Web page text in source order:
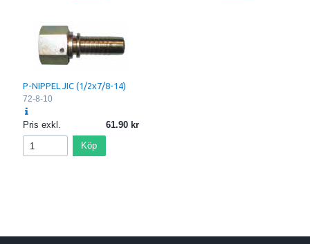
P-NIPPEL JIC (1/2x7/8-14)
72-8-10
Pris exkl. 61.90
Köp